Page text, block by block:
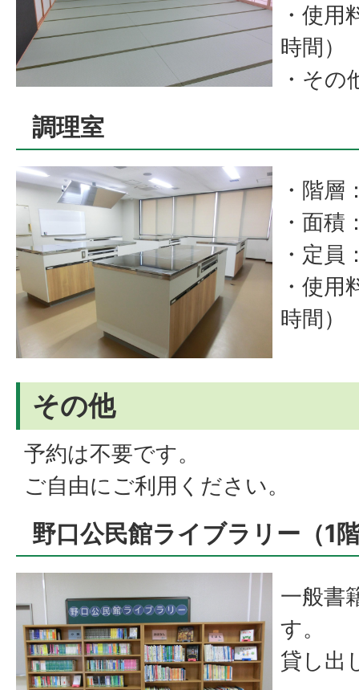
・使
時間）
・その
調理室
・階層
・面
・定員
・使用
時間）
その他
予約は不要です。
ご自由にご利用ください。
野口公民館ライブラリー（1
一般書
す。
貸し出